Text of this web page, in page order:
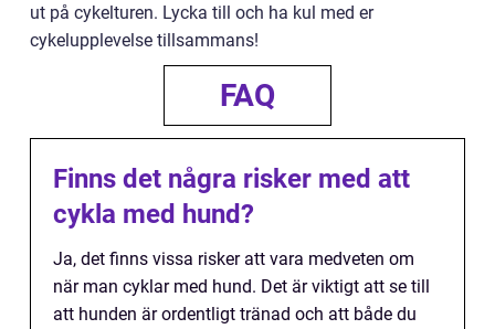
ut på cykelturen. Lycka till och ha kul med er
cykelupplevelse tillsammans!
FAQ
Finns det några risker med att
cykla med hund?
Ja, det finns vissa risker att vara medveten om
när man cyklar med hund. Det är viktigt att se till
att hunden är ordentligt tränad och att både du